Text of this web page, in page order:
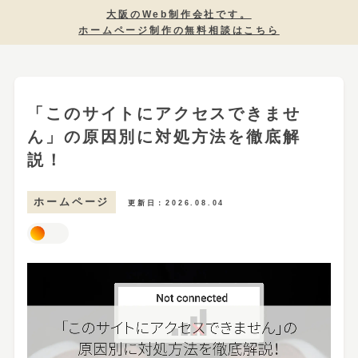
大阪のWeb制作会社です。
ホームページ制作の無料相談はこちら
「このサイトにアクセスできませ
ん」の原因別に対処方法を徹底解
説！
ホームページ 更新日：2026.08.04